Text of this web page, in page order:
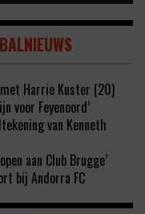
Harrie Kuster (20)
voor Feyenoord’
van Kenneth
aan Club Brugge’
bij Andorra FC